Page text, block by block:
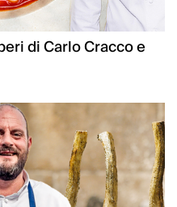
di Carlo Cracco e